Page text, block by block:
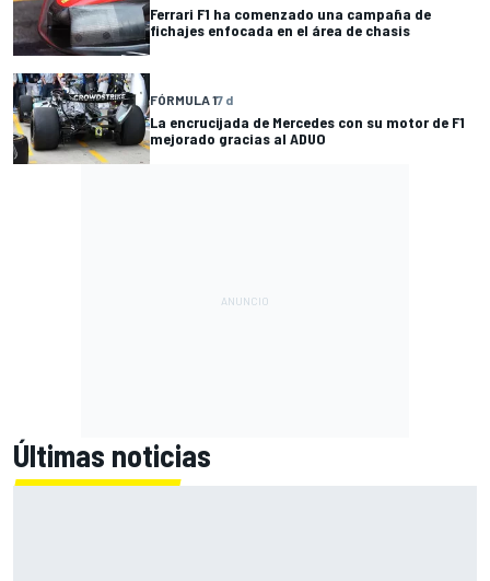
Ferrari F1 ha comenzado una campaña de
fichajes enfocada en el área de chasis
FÓRMULA 17 d
La encrucijada de Mercedes con su motor de F1
mejorado gracias al ADUO
Últimas noticias